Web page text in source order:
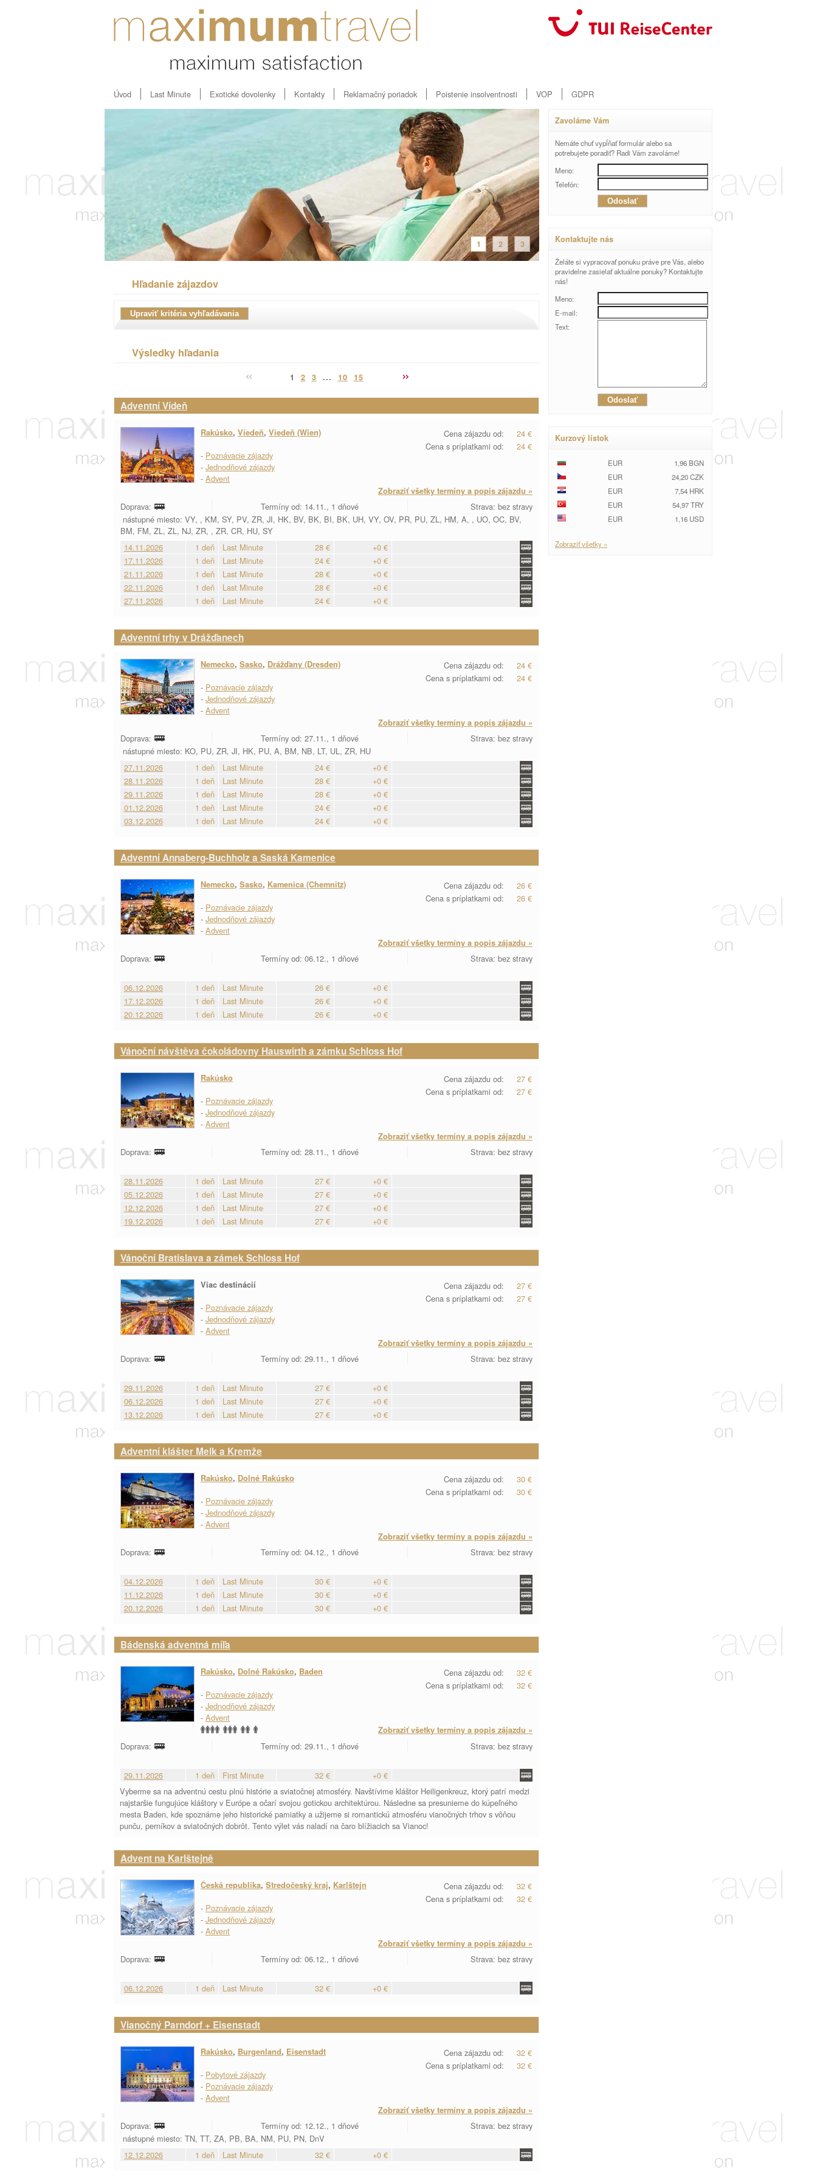
Úvod Last Minute Exotické dovolenky Kontakty Reklamačný poriadok Poistenie insolventnosti VOP GDPR
1 2 3
Hľadanie zájazdov
Výsledky hľadania
1 2 3 ... 10 15
Adventní Vídeň
Cena zájazdu od:
24 €
Cena s príplatkami od:
24 €
Rakúsko, Viedeň, Viedeň (Wien)
- Poznávacie zájazdy
- Jednodňové zájazdy
- Advent
Zobraziť všetky termíny a popis zájazdu »
Doprava: Termíny od: 14.11., 1 dňové
Strava: bez stravy
nástupné miesto: VY, , KM, SY, PV, ZR, JI, HK, BV, BK, BI, BK, UH, VY, OV, PR, PU, ZL, HM, A, , UO, OC, BV,
BM, FM, ZL, ZL, NJ, ZR, , ZR, CR, HU, SY
14.11.2026
1 deň Last Minute 28 €
+0 €
17.11.2026
1 deň Last Minute 24 €
+0 €
21.11.2026
1 deň Last Minute 28 €
+0 €
22.11.2026
1 deň Last Minute 28 €
+0 €
27.11.2026
1 deň Last Minute 24 € +0 €
Adventní trhy v Drážďanech
Cena zájazdu od:
24 €
Cena s príplatkami od:
24 €
Nemecko, Sasko, Drážďany (Dresden)
- Poznávacie zájazdy
- Jednodňové zájazdy
- Advent
Zobraziť všetky termíny a popis zájazdu »
Doprava: Termíny od: 27.11., 1 dňové
Strava: bez stravy
nástupné miesto: KO, PU, ZR, JI, HK, PU, A, BM, NB, LT, UL, ZR, HU
27.11.2026
1 deň Last Minute 24 €
+0 €
28.11.2026
1 deň Last Minute 28 €
+0 €
29.11.2026
1 deň Last Minute 28 €
+0 €
01.12.2026
1 deň Last Minute 24 €
+0 €
03.12.2026
1 deň Last Minute 24 € +0 €
Adventní Annaberg-Buchholz a Saská Kamenice
Cena zájazdu od:
26 €
Cena s príplatkami od:
26 €
Nemecko, Sasko, Kamenica (Chemnitz)
- Poznávacie zájazdy
- Jednodňové zájazdy
- Advent
Zobraziť všetky termíny a popis zájazdu »
Doprava: Termíny od: 06.12., 1 dňové Strava: bez stravy
06.12.2026 1 deň Last Minute 26 €
+0 €
17.12.2026
1 deň Last Minute 26 €
+0 €
20.12.2026
1 deň Last Minute 26 € +0 €
Vánoční návštěva čokoládovny Hauswirth a zámku Schloss Hof
Cena zájazdu od:
27 €
Cena s príplatkami od:
27 €
Rakúsko
- Poznávacie zájazdy
- Jednodňové zájazdy
- Advent
Zobraziť všetky termíny a popis zájazdu »
Doprava: Termíny od: 28.11., 1 dňové Strava: bez stravy
28.11.2026 1 deň Last Minute 27 €
+0 €
05.12.2026
1 deň Last Minute 27 €
+0 €
12.12.2026
1 deň Last Minute 27 €
+0 €
19.12.2026
1 deň Last Minute 27 € +0 €
Vánoční Bratislava a zámek Schloss Hof
Cena zájazdu od:
27 €
Cena s príplatkami od:
27 €
Viac destinácií
- Poznávacie zájazdy
- Jednodňové zájazdy
- Advent
Zobraziť všetky termíny a popis zájazdu »
Doprava: Termíny od: 29.11., 1 dňové Strava: bez stravy
29.11.2026 1 deň Last Minute 27 €
+0 €
06.12.2026
1 deň Last Minute 27 €
+0 €
13.12.2026
1 deň Last Minute 27 € +0 €
Adventní klášter Melk a Kremže
Cena zájazdu od:
30 €
Cena s príplatkami od:
30 €
Rakúsko, Dolné Rakúsko
- Poznávacie zájazdy
- Jednodňové zájazdy
- Advent
Zobraziť všetky termíny a popis zájazdu »
Doprava: Termíny od: 04.12., 1 dňové Strava: bez stravy
04.12.2026 1 deň Last Minute 30 €
+0 €
11.12.2026
1 deň Last Minute 30 €
+0 €
20.12.2026
1 deň Last Minute 30 € +0 €
Bádenská adventná míľa
Cena zájazdu od:
32 €
Cena s príplatkami od:
32 €
Rakúsko, Dolné Rakúsko, Baden
- Poznávacie zájazdy
- Jednodňové zájazdy
- Advent
Zobraziť všetky termíny a popis zájazdu »
Doprava: Termíny od: 29.11., 1 dňové Strava: bez stravy
29.11.2026 1 deň First Minute 32 €
+0 €
Vyberme sa na adventnú cestu plnú histórie a sviatočnej atmosféry. Navštívime kláštor Heiligenkreuz, ktorý patrí medzi
najstaršie fungujúce kláštory v Európe a očarí svojou gotickou architektúrou. Následne sa presunieme do kúpeľného
mesta Baden, kde spoznáme jeho historické pamiatky a užijeme si romantickú atmosféru vianočných trhov s vôňou
punču, perníkov a sviatočných dobrôt. Tento výlet vás naladí na čaro blížiacich sa Vianoc!
Advent na Karlštejně
Cena zájazdu od:
32 €
Cena s príplatkami od:
32 €
Česká republika, Stredočeský kraj, Karlštejn
- Poznávacie zájazdy
- Jednodňové zájazdy
- Advent
Zobraziť všetky termíny a popis zájazdu »
Doprava: Termíny od: 06.12., 1 dňové Strava: bez stravy
06.12.2026 1 deň Last Minute 32 € +0 €
Vianočný Parndorf + Eisenstadt
Cena zájazdu od:
32 €
Cena s príplatkami od:
32 €
Rakúsko, Burgenland, Eisenstadt
- Pobytové zájazdy
- Poznávacie zájazdy
- Advent
Zobraziť všetky termíny a popis zájazdu »
Doprava: Termíny od: 12.12., 1 dňové
Strava: bez stravy
nástupné miesto: TN, TT, ZA, PB, BA, NM, PU, PN, DnV
12.12.2026
1 deň Last Minute 32 € +0 €
Zavoláme Vám
Nemáte chuť vypĺňať formulár alebo sa
potrebujete poradiť? Radi Vám zavoláme!
Meno:
Telefón:
Kontaktujte nás
Želáte si vypracovať ponuku práve pre Vás, alebo
pravidelne zasielať aktuálne ponuky? Kontaktujte
nás!
Meno:
E-mail:
Text:
Kurzový lístok
EUR
1,96 BGN
EUR
24,20 CZK
EUR
7,54 HRK
EUR
54,97 TRY
EUR
1,16 USD
Zobraziť všetky »